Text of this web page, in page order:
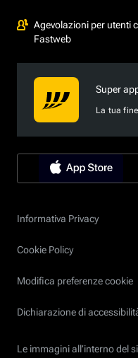
Agevolazioni per utenti
Fastweb
Super
La tua
Informativa Privacy
Cookie Policy
Modifica preferenze cookie
Dichiarazione di
Le immagini all’interno del